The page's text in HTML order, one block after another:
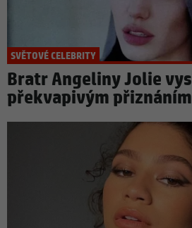
SVĚTOVÉ CELEBRITY
Bratr Angeliny Jolie
překvapivým